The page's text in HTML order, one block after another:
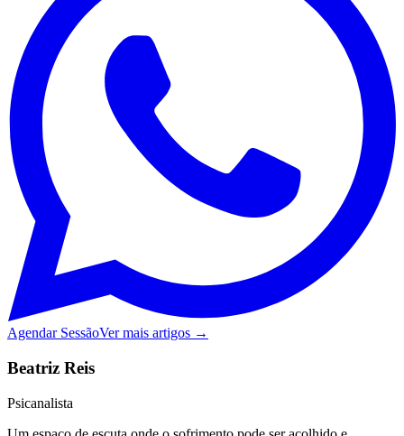
Agendar SessãoVer mais artigos →
Beatriz Reis
Psicanalista